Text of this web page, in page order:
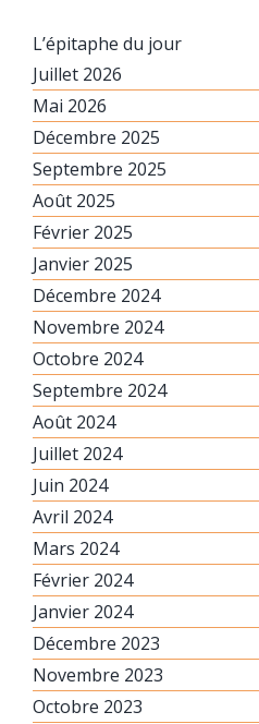
L’épitaphe du jour
Juillet 2026
Mai 2026
Décembre 2025
Septembre 2025
Août 2025
Février 2025
Janvier 2025
Décembre 2024
Novembre 2024
Octobre 2024
Septembre 2024
Août 2024
Juillet 2024
Juin 2024
Avril 2024
Mars 2024
Février 2024
Janvier 2024
Décembre 2023
Novembre 2023
Octobre 2023